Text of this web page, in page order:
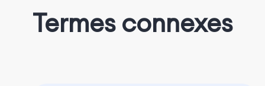
Termes connexes